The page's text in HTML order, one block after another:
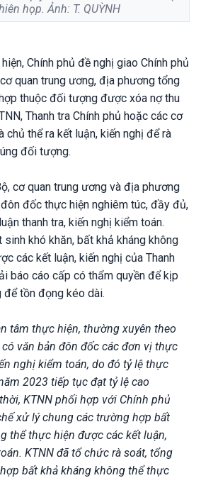
họp. Ảnh: T. QUỲNH
Chính phủ đề nghị giao Chính phủ
quan trung ương, địa phương tổng
thuộc đối tượng được xóa nợ thu
Thanh tra Chính phủ hoặc các cơ
chủ thể ra kết luận, kiến nghị để rà
đối tượng.
cơ quan trung ương và địa phương
đốc thực hiện nghiêm túc, đầy đủ,
thanh tra, kiến nghị kiểm toán.
sinh khó khăn, bất khả kháng không
các kết luận, kiến nghị của Thanh
báo cáo cấp có thẩm quyền để kịp
để tồn đọng kéo dài.
tâm thực hiện, thường xuyên theo
văn bản đôn đốc các đơn vị thực
nghị kiểm toán, do đó tỷ lệ thực
2023 tiếp tục đạt tỷ lệ cao
KTNN phối hợp với Chính phủ
xử lý chung các trường hợp bất
thể thực hiện được các kết luận,
KTNN đã tổ chức rà soát, tổng
bất khả kháng không thể thực